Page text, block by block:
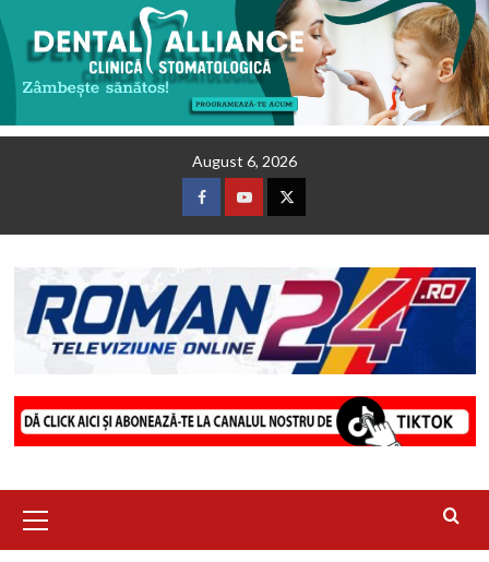
August 6, 2026
FacebookYoutubeTwitter
Menu